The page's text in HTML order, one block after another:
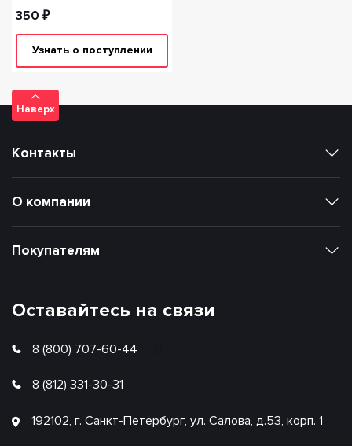
350 ₽
Узнать о поступлении
Наверх
Оставайтесь на связи
8 (800) 707-60-44
8 (812) 331-30-31
192102, г. Санкт-Петербург, ул. Салова, д.53, корп. 1
Покупателям
О компании
Контакты